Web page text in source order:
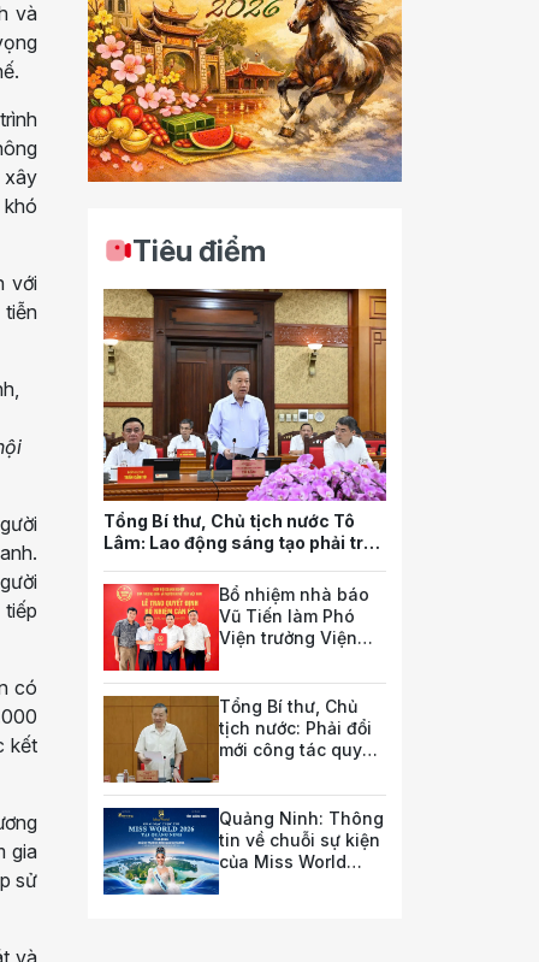
và
xây
với
tiễn
có
kết
gia
sử
Tiêu điểm
Tổng Bí thư, Chủ tịch nước Tô
Lâm: Lao động sáng tạo phải trở
của quốc gia trong tương lai
Bổ nhiệm nhà báo
Vũ Tiến làm Phó
Viện trưởng Viện
luật và chính sách
doanh nghiệp
Tổng Bí thư, Chủ
tịch nước: Phải đổi
mới công tác quy
phát triển hạ tầng
Quảng Ninh: Thông
tin về chuỗi sự kiện
của Miss World